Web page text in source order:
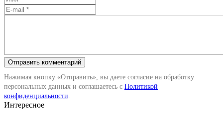
Нажимая кнопку «Отправить», вы даете согласие на обработку
персональных данных и соглашаетесь с Политикой
конфиденциальности.
Интересное